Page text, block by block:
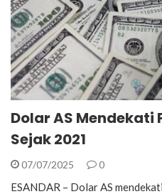
Dolar AS Mendekati
Sejak 2021
07/07/2025 0
ESANDAR – Dolar AS